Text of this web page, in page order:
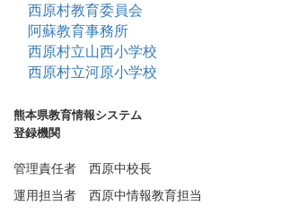
西原村教育委員会
阿蘇教育事務所
西原村立山西小学校
西原村立河原小学校
熊本県教育情報システム
登録機関
管理責任者 西原中校長
運用担当者 西原中情報教育担当